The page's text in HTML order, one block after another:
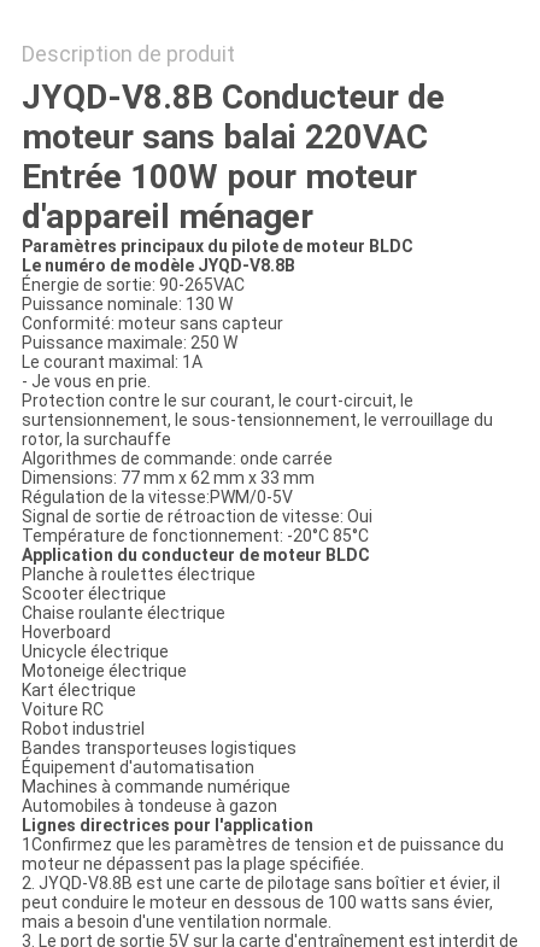
SITE
POLITIQUE
DE
CONFIDENTIALITÉ
Description de produit
JYQD-V8.8B Conducteur de
moteur sans balai 220VAC
Entrée 100W pour moteur
d'appareil ménager
Paramètres principaux du pilote de moteur BLDC
Le numéro de modèle JYQD-V8.8B
Énergie de sortie: 90-265VAC
Puissance nominale: 130 W
Conformité: moteur sans capteur
Puissance maximale: 250 W
Le courant maximal: 1A
- Je vous en prie.
Protection contre le sur courant, le court-circuit, le
surtensionnement, le sous-tensionnement, le verrouillage du
rotor, la surchauffe
Algorithmes de commande: onde carrée
Dimensions: 77 mm x 62 mm x 33 mm
Régulation de la vitesse:PWM/0-5V
Signal de sortie de rétroaction de vitesse: Oui
Température de fonctionnement: -20°C 85°C
Application du conducteur de moteur BLDC
Planche à roulettes électrique
Scooter électrique
Chaise roulante électrique
Hoverboard
Unicycle électrique
Motoneige électrique
Kart électrique
Voiture RC
Robot industriel
Bandes transporteuses logistiques
Équipement d'automatisation
Machines à commande numérique
Automobiles à tondeuse à gazon
Lignes directrices pour l'application
1Confirmez que les paramètres de tension et de puissance du
moteur ne dépassent pas la plage spécifiée.
2. JYQD-V8.8B est une carte de pilotage sans boîtier et évier, il
peut conduire le moteur en dessous de 100 watts sans évier,
mais a besoin d'une ventilation normale.
3. Le port de sortie 5V sur la carte d'entraînement est interdit de